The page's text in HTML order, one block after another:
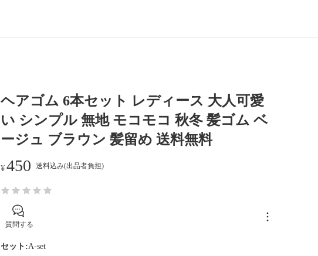
ヘアゴム 6本セット レディース 大人可愛
い シンプル 無地 モコモコ 秋冬 髪ゴム ベ
ージュ ブラウン 髪留め 送料無料
¥450 送料込み(出品者負担)
質問する
セット:A-set